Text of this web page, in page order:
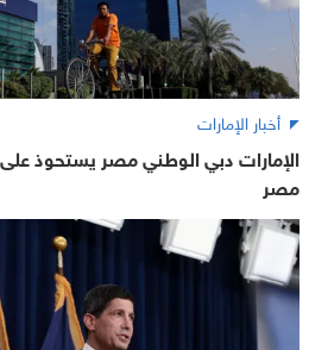
أخبار الإمارات
مصر